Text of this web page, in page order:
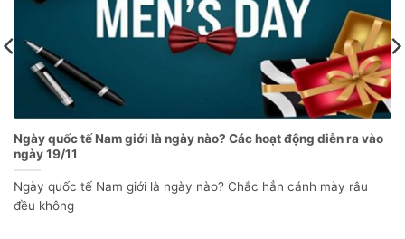
Ngày quốc tế Nam giới là ngày nào? Các hoạt động diễn ra vào
ngày 19/11
Ngày quốc tế Nam giới là ngày nào? Chắc hẳn cánh mày râu
đều không